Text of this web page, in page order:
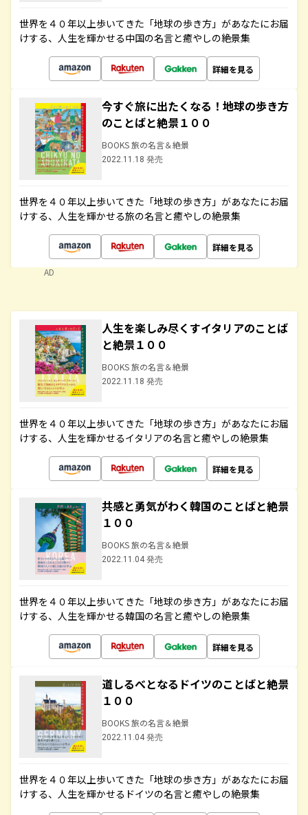
世界を４０年以上歩いてきた「地球の歩き方」があなたにお届
けする、人生を輝かせる中国の名言と癒やしの絶景集
詳細を見る
今すぐ旅に出たくなる！地球の歩き方
のことばと絶景１００
BOOKS 旅の名言＆絶景
2022.11.18 発売
世界を４０年以上歩いてきた「地球の歩き方」があなたにお届
けする、人生を輝かせる旅の名言と癒やしの絶景集
詳細を見る
AD
人生を楽しみ尽くすイタリアのことば
と絶景１００
BOOKS 旅の名言＆絶景
2022.11.18 発売
世界を４０年以上歩いてきた「地球の歩き方」があなたにお届
けする、人生を輝かせるイタリアの名言と癒やしの絶景集
詳細を見る
共感と勇気がわく韓国のことばと絶景
１００
BOOKS 旅の名言＆絶景
2022.11.04 発売
世界を４０年以上歩いてきた「地球の歩き方」があなたにお届
けする、人生を輝かせる韓国の名言と癒やしの絶景集
詳細を見る
道しるべとなるドイツのことばと絶景
１００
BOOKS 旅の名言＆絶景
2022.11.04 発売
世界を４０年以上歩いてきた「地球の歩き方」があなたにお届
けする、人生を輝かせるドイツの名言と癒やしの絶景集